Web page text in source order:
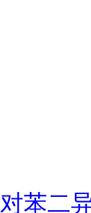
对苯二